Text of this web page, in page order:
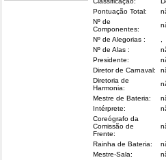
Pontuação Total:
Nº de
Componentes:
Nº de Alegorias :
Nº de Alas :
Presidente:
Diretor de Carnaval:
Diretoria de
Harmonia:
Mestre de Bateria:
Intérprete:
Coreógrafo da
Comissão de
Frente:
Rainha de Bateria:
Mestre-Sala: